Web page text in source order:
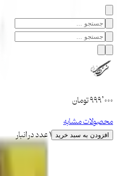
۹۹۹٬۰۰۰تومان
محصولات مشابه
افزودن به سبد خرید 1 عدد در انبار